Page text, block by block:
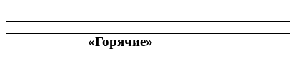
«Горячие»